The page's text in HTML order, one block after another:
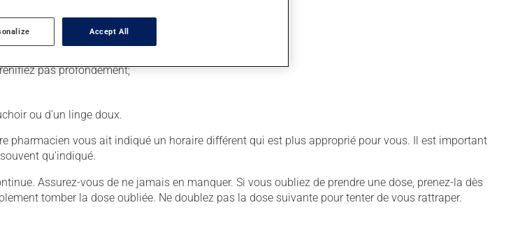
pas profondément;
ou d'un linge doux.
pharmacien vous ait indiqué un horaire différent qui est plus approprié pour vous. Il est important
qu'indiqué.
Assurez-vous de ne jamais en manquer. Si vous oubliez de prendre une dose, prenez-la dès
tomber la dose oubliée. Ne doublez pas la dose suivante pour tenter de vous rattraper.
Accept All